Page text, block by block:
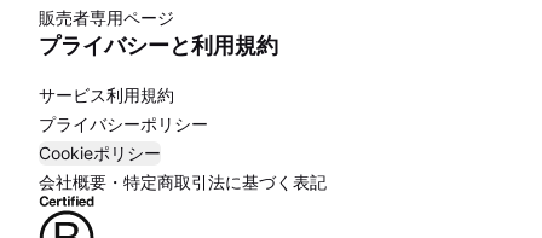
販売者専用ページ
プライバシーと利用規約
サービス利用規約
プライバシーポリシー
Cookieポリシー
会社概要・特定商取引法に基づく表記